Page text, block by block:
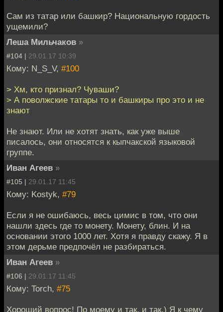
Сам из татар или башкир? Национальную гордость
ущемили?
Леша Мильчаков »
#104 | 29.01.17 10:39
Кому: N_S_V, #100
> Хм, кто признал? Чуваши?
> А поволжские татары то и башкиры про это и не
знают
Не знают. Или не хотят знать, как уже выше
писалось, они относятся к кыпчакской языковой
группе.
Иван Агеев »
#105 | 29.01.17 11:45
Кому: Kostyk, #79
Если я не ошибаюсь, весь цимис в том, что они
нашли здесь где то монету. Монету, блин. И на
основании этого 1000 лет. Хотя я правду скажу. Я в
этом дерьме предпочёл не разбираться.
Иван Агеев »
#106 | 29.01.17 11:45
Кому: Torch, #75
Хороший вопрос! По моему и так, и так.) Я к чему